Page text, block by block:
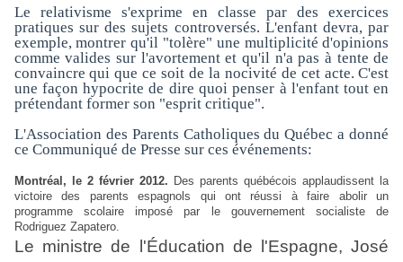
Le relativisme s'exprime en classe par des exercices
pratiques sur des sujets controversés. L'enfant devra, par
exemple, montrer qu'il "tolère" une multiplicité d'opinions
comme valides sur l'avortement et qu'il n'a pas à tente de
convaincre qui que ce soit de la nocivité de cet acte. C'est
une façon hypocrite de dire quoi penser à l'enfant tout en
prétendant former son "esprit critique".
L'Association des Parents Catholiques du Québec a donné
ce Communiqué de Presse sur ces événements:
Montréal, le 2 février 2012. Des parents québécois applaudissent la
victoire des parents espagnols qui ont réussi à faire abolir un
programme scolaire imposé par le gouvernement socialiste de
Rodriguez Zapatero.
Le ministre de l'Éducation de l'Espagne, José